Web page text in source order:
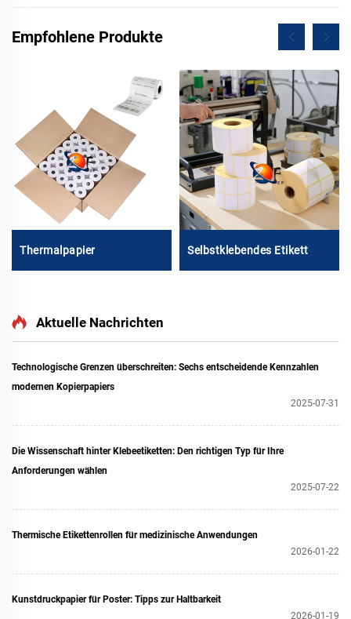
Empfohlene Produkte
Thermalpapier Selbstklebendes Etikett
Aktuelle Nachrichten
Technologische Grenzen überschreiten: Sechs entscheidende Kennzahlen
modernen Kopierpapiers
2025-07-31
Die Wissenschaft hinter Klebeetiketten: Den richtigen Typ für Ihre
Anforderungen wählen
2025-07-22
Thermische Etikettenrollen für medizinische Anwendungen
2026-01-22
Kunstdruckpapier für Poster: Tipps zur Haltbarkeit
2026-01-19